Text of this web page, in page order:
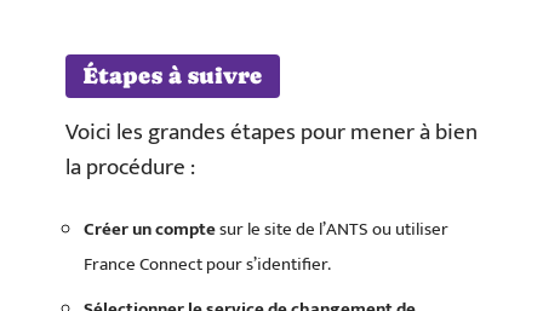
Étapes à suivre
Voici les grandes étapes pour mener à bien
la procédure :
Créer un comptesur le site de l’ANTS ou utiliser
France Connect pour s’identifier.